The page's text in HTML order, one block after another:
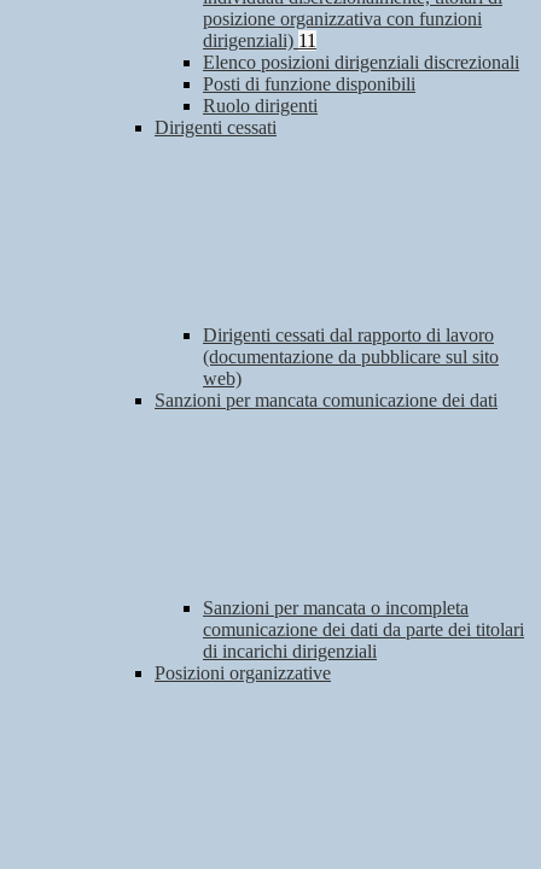
posizione organizzativa con funzioni
dirigenziali) 11
Elenco posizioni dirigenziali discrezionali
Posti di funzione disponibili
Ruolo dirigenti
Dirigenti cessati
Dirigenti cessati dal rapporto di lavoro
(documentazione da pubblicare sul sito
web)
Sanzioni per mancata comunicazione dei dati
Sanzioni per mancata o incompleta
comunicazione dei dati da parte dei titolari
di incarichi dirigenziali
Posizioni organizzative